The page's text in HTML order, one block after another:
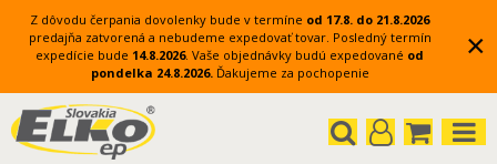
Z dôvodu čerpania dovolenky bude v termíne od 17.8. do 21.8.2026
predajňa zatvorená a nebudeme expedovať tovar. Posledný termín
expedície bude 14.8.2026. Vaše objednávky budú expedované od
pondelka 24.8.2026. Ďakujeme za pochopenie
×